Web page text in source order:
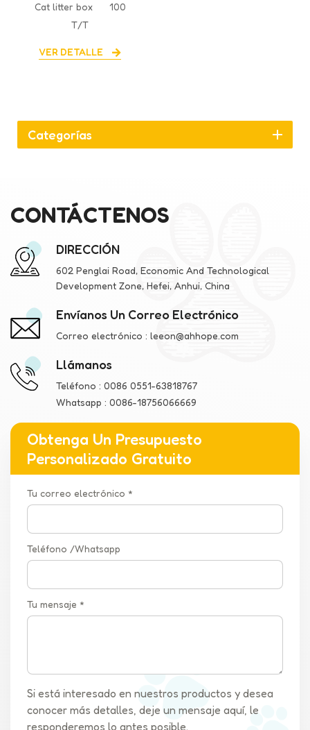
alta calidad
Cat litter box
100
T/T
VER DETALLE
Categorías
CONTÁCTENOS
DIRECCIÓN
602 Penglai Road, Economic And Technological
Development Zone, Hefei, Anhui, China
Envíanos Un Correo Electrónico
Correo electrónico : leeon@ahhope.com
Llámanos
Teléfono : 0086 0551-63818767
Whatsapp : 0086-18756066669
Obtenga Un Presupuesto
Personalizado Gratuito
Tu correo electrónico *
Teléfono /Whatsapp
Tu mensaje *
Si está interesado en nuestros productos y desea
conocer más detalles, deje un mensaje aquí, le
responderemos lo antes posible.